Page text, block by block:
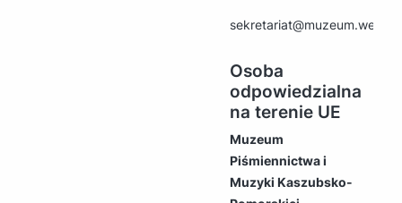
Osoba
odpowiedzialna
na terenie UE
Muzeum
Piśmiennictwa i
Muzyki Kaszubsko-